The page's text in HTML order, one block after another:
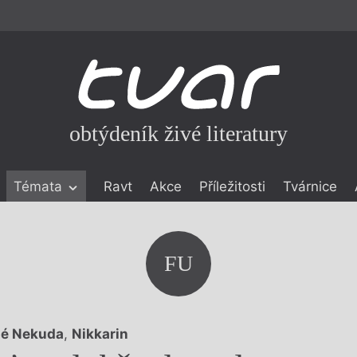
obtýdeník živé literatury
Témata Ravt Akce Příležitosti Tvárnice
FU
Nekuda, Nikkarin